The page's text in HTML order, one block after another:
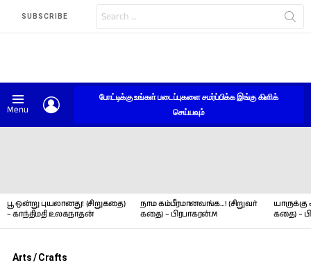
SUBSCRIBE
for:
Menu
போட்டிக்கு உங்கள் படைப்புகளை சமர்ப்பிக்க இங்கு கிளிக்
செய்யவும்
பூ ஒன்று புயலானது! (சிறுகதை)
– காந்திமதி உலகநாதன்
நாம கம்பீரமானவங்க…! (சிறுவர்
கதை) – பிரபாகரன்.M
யாருக்கு
கதை) –
Arts / Crafts